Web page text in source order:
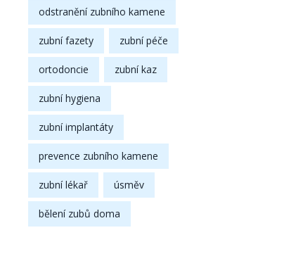
odstranění zubního kamene
zubní fazety zubní péče
ortodoncie zubní kaz
zubní hygiena
zubní implantáty
prevence zubního kamene
zubní lékař úsměv
bělení zubů doma